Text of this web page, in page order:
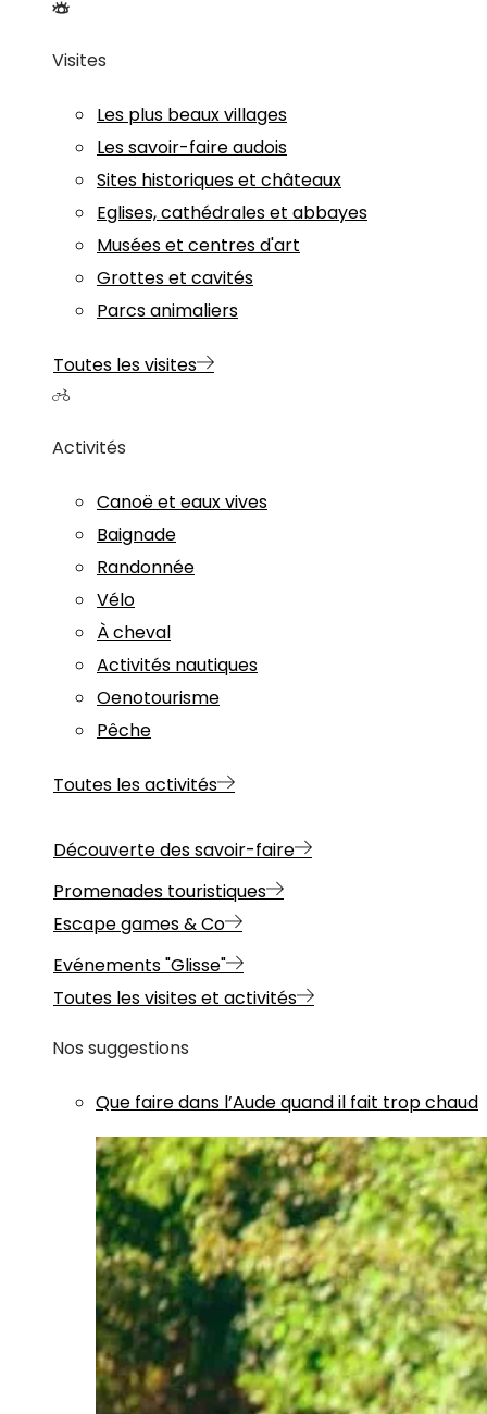
Visites
Les plus beaux villages
Les savoir-faire audois
Sites historiques et châteaux
Eglises, cathédrales et abbayes
Musées et centres d'art
Grottes et cavités
Parcs animaliers
Toutes les visites
Activités
Canoë et eaux vives
Baignade
Randonnée
Vélo
À cheval
Activités nautiques
Oenotourisme
Pêche
Toutes les activités
Découverte des savoir-faire
Promenades touristiques
Escape games & Co
Evénements "Glisse"
Toutes les visites et activités
Nos suggestions
Que faire dans l’Aude quand il fait trop chaud